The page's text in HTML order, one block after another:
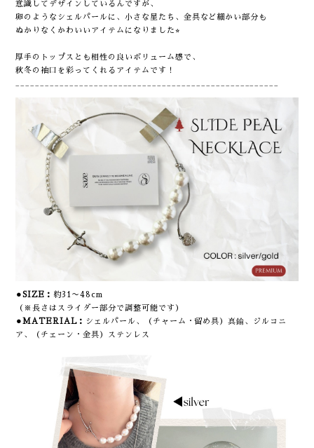
意識してデザインしているんですが、
卵のようなシェルパールに、小さな星たち、金具など細かい部分も
ぬかりなくかわいいアイテムになりました⭐︎
厚手のトップスとも相性の良いボリューム感で、
秋冬の袖口を彩ってくれるアイテムです！
______________________________________________________
⚫︎SIZE：約31〜48cm
（※長さはスライダー部分で調整可能です）
⚫︎MATERIAL： シェルパール、（チャーム・留め具）真鍮、ジルコニ
ア、（チェーン・金具）ステンレス